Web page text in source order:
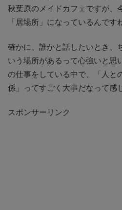
秋葉原のメイドカフェですが、
「居場所」になっているんです
確かに、誰かと話したいとき、
いう場所があるって心強いと思
の仕事をしている中で、「人と
係」ってすごく大事だなって感
スポンサーリンク